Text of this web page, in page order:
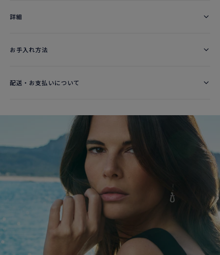
詳細​
お手入れ方法
配送・お支払いについて